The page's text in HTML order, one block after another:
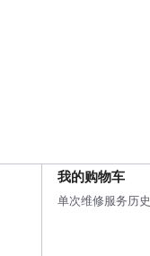
我的购物车
单次维修服务历史